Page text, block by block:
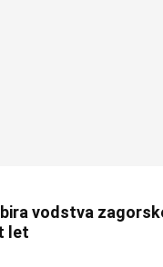
vodstva
let